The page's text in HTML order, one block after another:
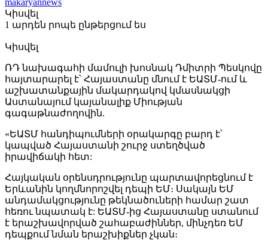
Կիսվել
1 արդեն րոպե ընթերցում ես
Կիսվել
ՌԴ նախագահի մամուլի խոսնակ Դմիտրի Պեսկովը
հայտարարել է՝ Հայաստանը մնում է ԵԱՏՄ-ում և
աշխատանքային մակարդակով կմասնակցի
Աստանայում կայանալիք Միության
գագաթնաժողովին.
«ԵԱՏՄ հանդիպումների օրակարգը բարդ է՝
կապված Հայաստանի շուրջ ստեղծված
իրավիճակի հետ:
Հայկական օրենսդրությունը պարտավորեցնում է
Երևանին կողմնորոշվել դեպի ԵՄ։ Սակայն ԵՄ
անդամակցությունը թեկնածուների համար շատ
հեռու նպատակ է: ԵԱՏՄ-ից Հայաստանը ստանում
է երաշխավորված շահաբաժիններ, մինչդեռ ԵՄ
դեպքում նման երաշխիքներ չկան։